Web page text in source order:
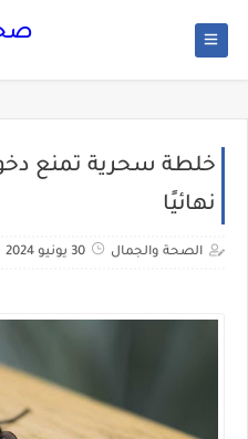
خلطة سحرية تمنع
نهائيًا
الصحة والجمال 30 يونيو 2024